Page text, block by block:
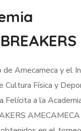
de Amecameca y el
Cultura Física y
Felícita a la